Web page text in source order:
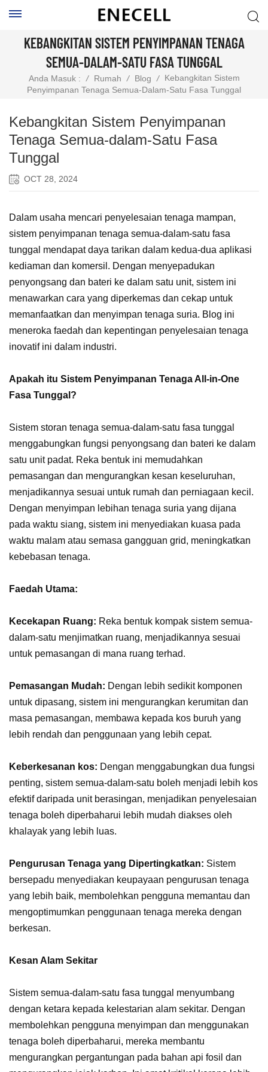
KEBANGKITAN SISTEM PENYIMPANAN TENAGA
SEMUA-DALAM-SATU FASA TUNGGAL
Anda Masuk : / Rumah / Blog /
Kebangkitan Sistem
Penyimpanan Tenaga Semua-Dalam-Satu Fasa Tunggal
Kebangkitan Sistem Penyimpanan
Tenaga Semua-dalam-Satu Fasa
Tunggal
OCT 28, 2024
Dalam usaha mencari penyelesaian tenaga mampan,
sistem penyimpanan tenaga semua-dalam-satu fasa
tunggal mendapat daya tarikan dalam kedua-dua aplikasi
kediaman dan komersil. Dengan menyepadukan
penyongsang dan bateri ke dalam satu unit, sistem ini
menawarkan cara yang diperkemas dan cekap untuk
memanfaatkan dan menyimpan tenaga suria. Blog ini
meneroka faedah dan kepentingan penyelesaian tenaga
inovatif ini dalam industri.
Apakah itu Sistem Penyimpanan Tenaga All-in-One
Fasa Tunggal?
Sistem storan tenaga semua-dalam-satu fasa tunggal
menggabungkan fungsi penyongsang dan bateri ke dalam
satu unit padat. Reka bentuk ini memudahkan
pemasangan dan mengurangkan kesan keseluruhan,
menjadikannya sesuai untuk rumah dan perniagaan kecil.
Dengan menyimpan lebihan tenaga suria yang dijana
pada waktu siang, sistem ini menyediakan kuasa pada
waktu malam atau semasa gangguan grid, meningkatkan
kebebasan tenaga.
Faedah Utama:
Kecekapan Ruang: Reka bentuk kompak sistem semua-
dalam-satu menjimatkan ruang, menjadikannya sesuai
untuk pemasangan di mana ruang terhad.
Pemasangan Mudah: Dengan lebih sedikit komponen
untuk dipasang, sistem ini mengurangkan kerumitan dan
masa pemasangan, membawa kepada kos buruh yang
lebih rendah dan penggunaan yang lebih cepat.
Keberkesanan kos: Dengan menggabungkan dua fungsi
penting, sistem semua-dalam-satu boleh menjadi lebih kos
efektif daripada unit berasingan, menjadikan penyelesaian
tenaga boleh diperbaharui lebih mudah diakses oleh
khalayak yang lebih luas.
Pengurusan Tenaga yang Dipertingkatkan: Sistem
bersepadu menyediakan keupayaan pengurusan tenaga
yang lebih baik, membolehkan pengguna memantau dan
mengoptimumkan penggunaan tenaga mereka dengan
berkesan.
Kesan Alam Sekitar
Sistem semua-dalam-satu fasa tunggal menyumbang
dengan ketara kepada kelestarian alam sekitar. Dengan
membolehkan pengguna menyimpan dan menggunakan
tenaga boleh diperbaharui, mereka membantu
mengurangkan pergantungan pada bahan api fosil dan